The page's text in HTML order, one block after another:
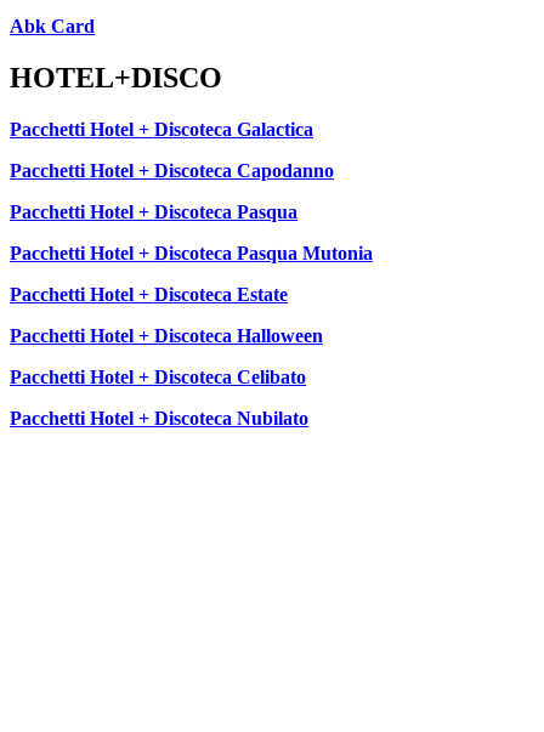
Abk Card
HOTEL+DISCO
Pacchetti Hotel + Discoteca Galactica
Pacchetti Hotel + Discoteca Capodanno
Pacchetti Hotel + Discoteca Pasqua
Pacchetti Hotel + Discoteca Pasqua Mutonia
Pacchetti Hotel + Discoteca Estate
Pacchetti Hotel + Discoteca Halloween
Pacchetti Hotel + Discoteca Celibato
Pacchetti Hotel + Discoteca Nubilato